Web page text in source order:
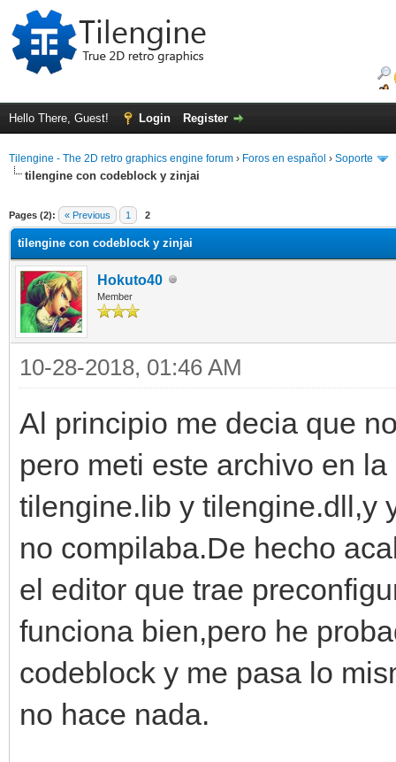
Hello There, Guest! Login Register
Tilengine - The 2D retro graphics engine forum › Foros en español › Soporte
tilengine con codeblock y zinjai
Pages (2): « Previous 1 2
tilengine con codeblock y zinjai
Hokuto40
Member
10-28-2018, 01:46 AM
Al principio me decia que
pero meti este archivo en
tilengine.lib y tilengine.dll,y
no compilaba.De hecho
el editor que trae
funciona bien,pero he
codeblock y me pasa lo
no hace nada.